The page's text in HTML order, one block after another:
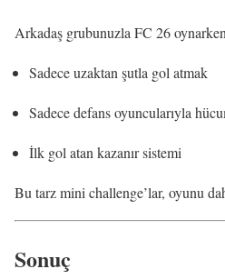
Arkadaş grubunuzla FC 26
Sadece uzaktan şutla gol atmak
Sadece defans oyuncularıyla
İlk gol atan kazanır sistemi
Bu tarz mini challenge’lar, oyunu
Sonuç